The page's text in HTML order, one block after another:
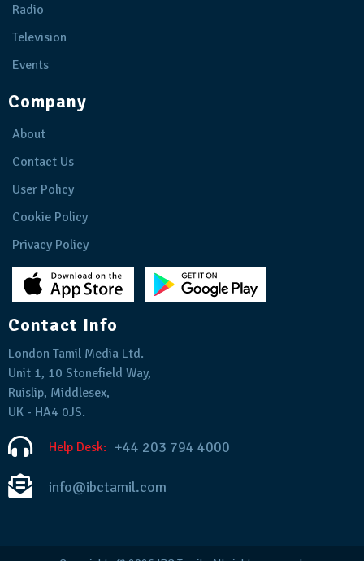
Radio
Television
Events
Company
About
Contact Us
User Policy
Cookie Policy
Privacy Policy
Contact Info
London Tamil Media Ltd.
Unit 1, 10 Stonefield Way,
Ruislip, Middlesex,
UK - HA4 0JS.
Help Desk: +44 203 794 4000
info@ibctamil.com